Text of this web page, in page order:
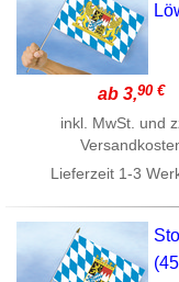
ab 3,90 €
inkl. MwSt. und
Lieferzeit 1-3